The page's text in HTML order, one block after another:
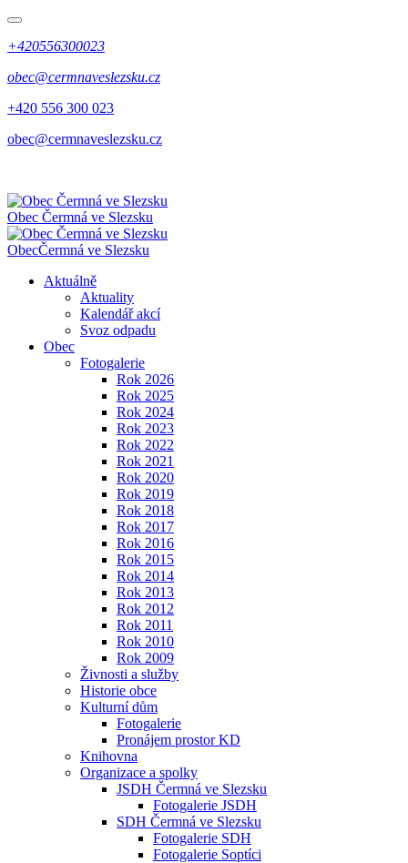
+420556300023
obec@cermnaveslezsku.cz
+420 556 300 023
obec@cermnaveslezsku.cz
Obec Čermná ve Slezsku
ObecČermná ve Slezsku
Aktuálně
Aktuality
Kalendář akcí
Svoz odpadu
Obec
Fotogalerie
Rok 2026
Rok 2025
Rok 2024
Rok 2023
Rok 2022
Rok 2021
Rok 2020
Rok 2019
Rok 2018
Rok 2017
Rok 2016
Rok 2015
Rok 2014
Rok 2013
Rok 2012
Rok 2011
Rok 2010
Rok 2009
Živnosti a služby
Historie obce
Kulturní dům
Fotogalerie
Pronájem prostor KD
Knihovna
Organizace a spolky
JSDH Čermná ve Slezsku
Fotogalerie JSDH
SDH Čermná ve Slezsku
Fotogalerie SDH
Fotogalerie Soptíci